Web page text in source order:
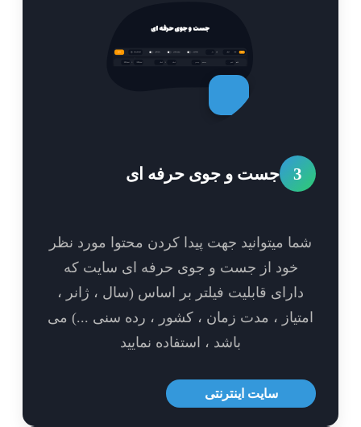
جست و جوی حرفه ای
میتوانید جهت پیدا کردن محتوا مورد نظر
خود از جست و جوی حرفه ای سایت که
دارای قابلیت فیلتر بر اساس (سال ، ژانر ،
، مدت زمان ، کشور ، رده سنی ...) می
باشد ، استفاده نمایید
سایت اینترنتی